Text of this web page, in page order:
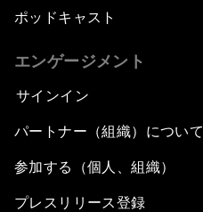
ポッドキャスト
エンゲージメント
サインイン
パートナー（組織）について
参加する（個人、組織）
プレスリリース登録